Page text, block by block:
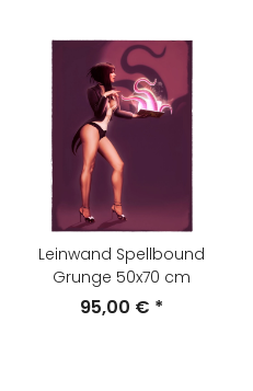
Leinwand Spellbound
Grunge 50x70 cm
95,00 € *